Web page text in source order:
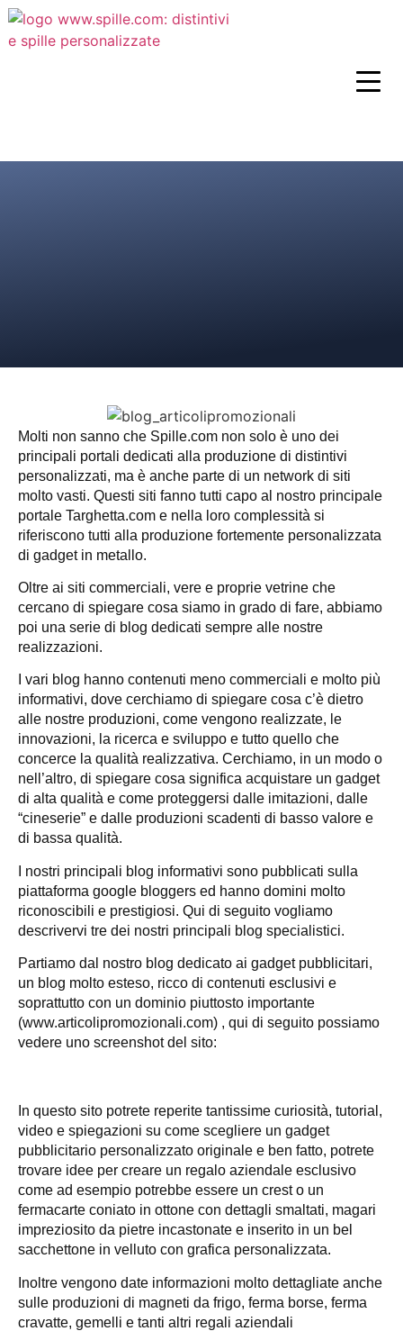
Molti non sanno che Spille.com non solo è uno dei
principali portali dedicati alla produzione di distintivi
personalizzati, ma è anche parte di un network di siti
molto vasti. Questi siti fanno tutti capo al nostro principale
portale Targhetta.com e nella loro complessità si
riferiscono tutti alla produzione fortemente personalizzata
di gadget in metallo.
Oltre ai siti commerciali, vere e proprie vetrine che
cercano di spiegare cosa siamo in grado di fare, abbiamo
poi una serie di blog dedicati sempre alle nostre
realizzazioni.
I vari blog hanno contenuti meno commerciali e molto più
informativi, dove cerchiamo di spiegare cosa c’è dietro
alle nostre produzioni, come vengono realizzate, le
innovazioni, la ricerca e sviluppo e tutto quello che
concerce la qualità realizzativa. Cerchiamo, in un modo o
nell’altro, di spiegare cosa significa acquistare un gadget
di alta qualità e come proteggersi dalle imitazioni, dalle
“cineserie” e dalle produzioni scadenti di basso valore e
di bassa qualità.
I nostri principali blog informativi sono pubblicati sulla
piattaforma google bloggers ed hanno domini molto
riconoscibili e prestigiosi. Qui di seguito vogliamo
descrivervi tre dei nostri principali blog specialistici.
Partiamo dal nostro blog dedicato ai gadget pubblicitari,
un blog molto esteso, ricco di contenuti esclusivi e
soprattutto con un dominio piuttosto importante
(www.articolipromozionali.com) , qui di seguito possiamo
vedere uno screenshot del sito:
In questo sito potrete reperite tantissime curiosità, tutorial,
video e spiegazioni su come scegliere un gadget
pubblicitario personalizzato originale e ben fatto, potrete
trovare idee per creare un regalo aziendale esclusivo
come ad esempio potrebbe essere un crest o un
fermacarte coniato in ottone con dettagli smaltati, magari
impreziosito da pietre incastonate e inserito in un bel
sacchettone in velluto con grafica personalizzata.
Inoltre vengono date informazioni molto dettagliate anche
sulle produzioni di magneti da frigo, ferma borse, ferma
cravatte, gemelli e tanti altri regali aziendali